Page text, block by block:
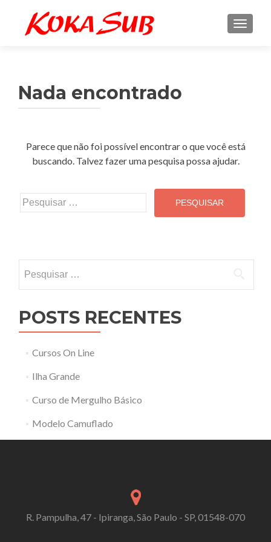
Nada encontrado
Parece que não foi possível encontrar o que você está
buscando. Talvez fazer uma pesquisa possa ajudar.
Pesquisar
por:
por:
POSTS RECENTES
Cursos On Line
Ilha Grande
Curso de Mergulho Básico
Modelo Camuflado
R. Pampulha, 47 - Ipiranga, São Paulo - SP, 01548-070